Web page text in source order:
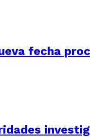
fecha